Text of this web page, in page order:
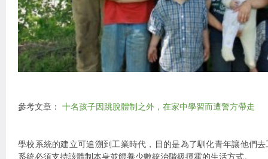
參考文章： 十名孩子因跳脫體制之外，在家中學習而遭警方帶走
學校系統的建立可追溯到工業時代，目的是為了馴化青年讓他們
系統必須支持該體制本身並餵養少數統治階級揮霍的生活方式。